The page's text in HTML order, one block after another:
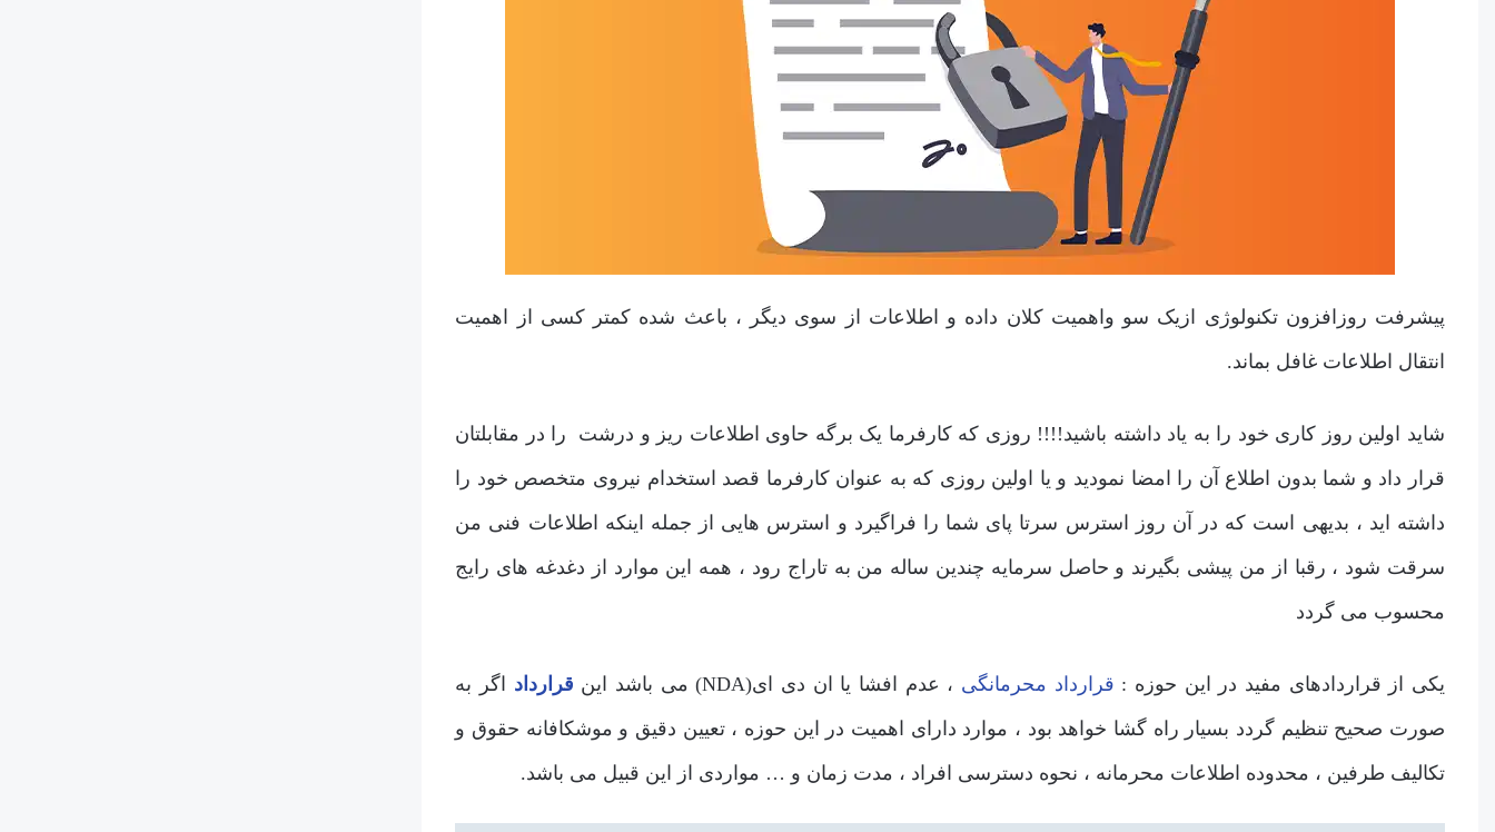
پیشرفت روزافزون تکنولوژی ازیک سو واهمیت کلان داده و اطلاعات از سوی دیگر ، باعث شده کمتر کسی از اهمیت
انتقال اطلاعات غافل بماند.
شاید اولین روز کاری خود را به یاد داشته باشید!!!! روزی که کارفرما یک برگه حاوی اطلاعات ریز و درشت را در مقابلتان
قرار داد و شما بدون اطلاع آن را امضا نمودید و یا اولین روزی که به عنوان کارفرما قصد استخدام نیروی متخصص خود را
داشته اید ، بدیهی است که در آن روز استرس سرتا پای شما را فراگیرد و استرس هایی از جمله اینکه اطلاعات فنی من
سرقت شود ، رقبا از من پیشی بگیرند و حاصل سرمایه چندین ساله من به تاراج رود ، همه این موارد از دغدغه های رایج
محسوب می گردد
یکی از قراردادهای مفید در این حوزه : قرارداد محرمانگی ، عدم افشا یا ان دی ای(NDA) می باشد این قرارداد اگر به
صورت صحیح تنظیم گردد بسیار راه گشا خواهد بود ، موارد دارای اهمیت در این حوزه ، تعیین دقیق و موشکافانه حقوق و
تکالیف طرفین ، محدوده اطلاعات محرمانه ، نحوه دسترسی افراد ، مدت زمان و … مواردی از این قبیل می باشد.